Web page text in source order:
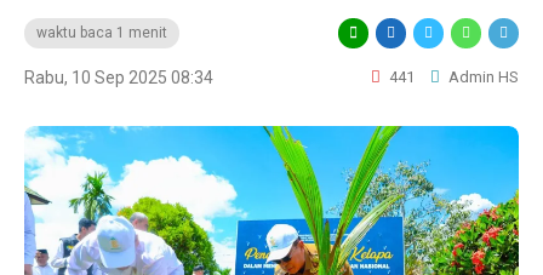
waktu baca 1 menit
Rabu, 10 Sep 2025 08:34 441 Admin HS